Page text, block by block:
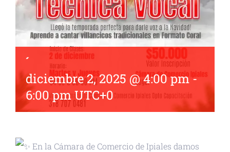
́
diciembre 2, 2025 @ 4:00 pm-
6:00 pmUTC+0
En la Cámara de Comercio de Ipiales damos